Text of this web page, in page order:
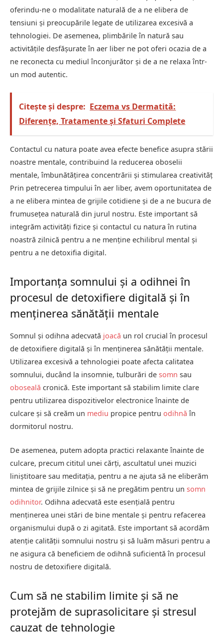
oferindu-ne o modalitate naturală de a ne elibera de
tensiuni și preocupările legate de utilizarea excesivă a
tehnologiei. De asemenea, plimbările în natură sau
activitățile desfășurate în aer liber ne pot oferi ocazia de a
ne reconecta cu mediul înconjurător și de a ne relaxa într-
un mod autentic.
Citește și despre: Eczema vs Dermatită:
Diferențe, Tratamente și Sfaturi Complete
Contactul cu natura poate avea efecte benefice asupra stării
noastre mentale, contribuind la reducerea oboselii
mentale, îmbunătățirea concentrării și stimularea creativităț
Prin petrecerea timpului în aer liber, avem oportunitatea de
a ne elibera mintea de grijile cotidiene și de a ne bucura de
frumusețea naturală din jurul nostru. Este important să
integrăm activități fizice și contactul cu natura în rutina
noastră zilnică pentru a ne menține echilibrul mental și
pentru a ne detoxifia digital.
Importanța somnului și a odihnei în
procesul de detoxifiere digitală și în
menținerea sănătății mentale
Somnul și odihna adecvată joacă un rol crucial în procesul
de detoxifiere digitală și în menținerea sănătății mentale.
Utilizarea excesivă a tehnologiei poate afecta calitatea
somnului, ducând la insomnie, tulburări de somn sau
oboseală cronică. Este important să stabilim limite clare
pentru utilizarea dispozitivelor electronice înainte de
culcare și să creăm un mediu propice pentru odihnă în
dormitorul nostru.
De asemenea, putem adopta practici relaxante înainte de
culcare, precum cititul unei cărți, ascultatul unei muzici
liniștitoare sau meditația, pentru a ne ajuta să ne eliberăm
mintea de grijile zilnice și să ne pregătim pentru un somn
odihnitor. Odihna adecvată este esențială pentru
menținerea unei stări de bine mentale și pentru refacerea
organismului după o zi agitată. Este important să acordăm
atenție calității somnului nostru și să luăm măsuri pentru a
ne asigura că beneficiem de odihnă suficientă în procesul
nostru de detoxifiere digitală.
Cum să ne stabilim limite și să ne
protejăm de suprasolicitare și stresul
cauzat de tehnologie